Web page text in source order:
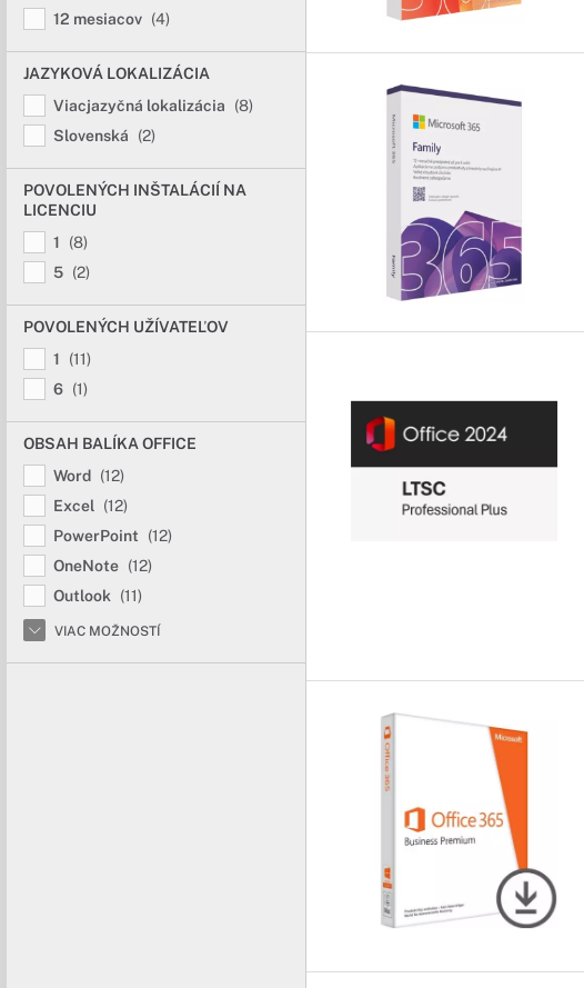
12 mesiacov (4)
JAZYKOVÁ LOKALIZÁCIA
Viacjazyčná lokalizácia
(8)
Slovenská
(2)
POVOLENÝCH INŠTALÁCIÍ NA
LICENCIU
1
(8)
5 (2)
POVOLENÝCH UŽÍVATEĽOV
1
(11)
6 (1)
OBSAH BALÍKA OFFICE
Word (12)
Excel
(12)
PowerPoint
(12)
OneNote (12)
Outlook
(11)
VIAC MOŽNOSTÍ